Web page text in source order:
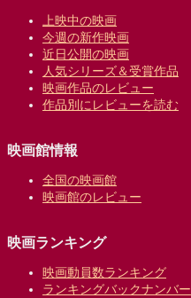
上映中の映画
今週の新作映画
近日公開の映画
人気シリーズ＆受賞作品
映画作品のレビュー
作品別にレビューを読む
映画館情報
全国の映画館
映画館のレビュー
映画ランキング
映画動員数ランキング
ランキングバックナンバー